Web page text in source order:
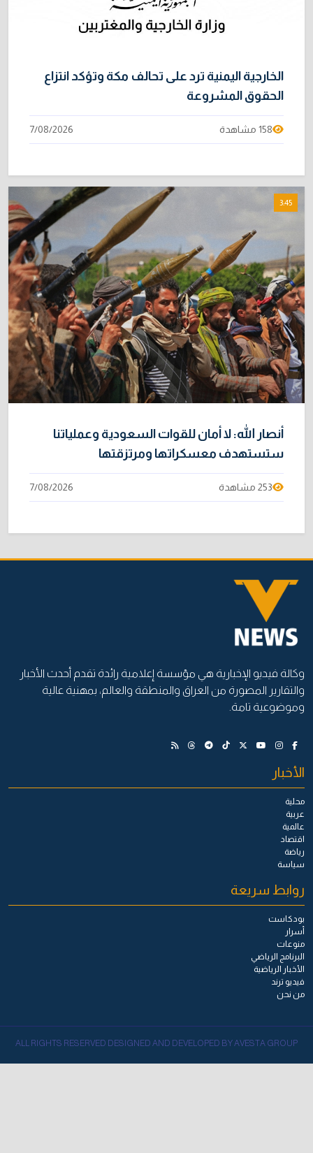
الخارجية اليمنية ترد على تحالف مكة وتؤكد انتزاع
الحقوق المشروعة
158 مشاهدة 7/08/2026
3:45
أنصار الله: لا أمان للقوات السعودية وعملياتنا
ستستهدف معسكراتها ومرتزقتها
253 مشاهدة 7/08/2026
وكالة فيديو الإخبارية هي مؤسسة إعلامية رائدة تقدم أحدث الأخبار
والتقارير المصورة من العراق والمنطقة والعالم، بمهنية عالية
وموضوعية تامة.
الأخبار
محلية
عربية
عالمية
اقتصاد
رياضة
سياسة
روابط سريعة
بودكاست
أسرار
منوعات
البرنامج الرياضي
الأخبار الرياضية
فيديو ترند
من نحن
ALL RIGHTS RESERVED DESIGNED AND DEVELOPED BY AVESTA GROUP